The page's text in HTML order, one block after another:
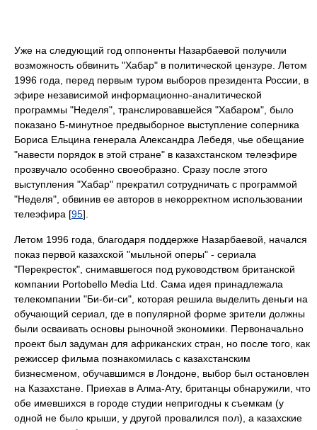
Уже на следующий год оппоненты Назарбаевой получили
возможность обвинить "Хабар" в политической цензуре. Летом
1996 года, перед первым туром выборов президента России, в
эфире независимой информационно-аналитической
программы "Неделя", транслировавшейся "Хабаром", было
показано 5-минутное предвыборное выступление соперника
Бориса Ельцина генерала Александра Лебедя, чье обещание
"навести порядок в этой стране" в казахстанском телеэфире
прозвучало особенно своеобразно. Сразу после этого
выступления "Хабар" прекратил сотрудничать с программой
"Неделя", обвинив ее авторов в некорректном использовании
телеэфира [95].
Летом 1996 года, благодаря поддержке Назарбаевой, начался
показ первой казахской "мыльной оперы" - сериала
"Перекресток", снимавшегося под руководством британской
компании Portobello Media Ltd. Сама идея принадлежала
телекомпании "Би-би-си", которая решила выделить деньги на
обучающий сериал, где в популярной форме зрители должны
были осваивать основы рыночной экономики. Первоначально
проект был задуман для африканских стран, но после того, как
режиссер фильма познакомилась с казахстанским
бизнесменом, обучавшимся в Лондоне, выбор был остановлен
на Казахстане. Приехав в Алма-Ату, британцы обнаружили, что
обе имевшихся в городе студии непригодны к съемкам (у
одной не было крыши, у другой провалился пол), а казахские